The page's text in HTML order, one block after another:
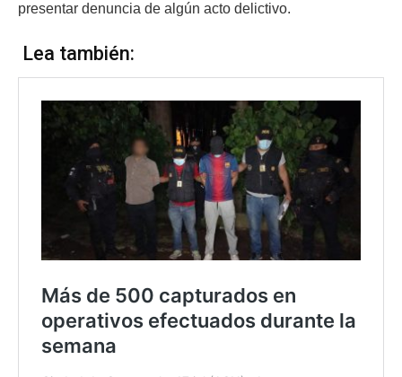
presentar denuncia de algún acto delictivo.
Lea también: